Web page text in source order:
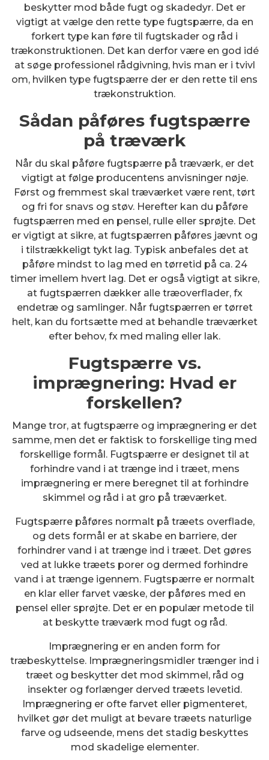
beskytter mod både fugt og skadedyr. Det er
vigtigt at vælge den rette type fugtspærre, da en
forkert type kan føre til fugtskader og råd i
trækonstruktionen. Det kan derfor være en god idé
at søge professionel rådgivning, hvis man er i tvivl
om, hvilken type fugtspærre der er den rette til ens
trækonstruktion.
Sådan påføres fugtspærre
på træværk
Når du skal påføre fugtspærre på træværk, er det
vigtigt at følge producentens anvisninger nøje.
Først og fremmest skal træværket være rent, tørt
og fri for snavs og støv. Herefter kan du påføre
fugtspærren med en pensel, rulle eller sprøjte. Det
er vigtigt at sikre, at fugtspærren påføres jævnt og
i tilstrækkeligt tykt lag. Typisk anbefales det at
påføre mindst to lag med en tørretid på ca. 24
timer imellem hvert lag. Det er også vigtigt at sikre,
at fugtspærren dækker alle træoverflader, fx
endetræ og samlinger. Når fugtspærren er tørret
helt, kan du fortsætte med at behandle træværket
efter behov, fx med maling eller lak.
Fugtspærre vs.
imprægnering: Hvad er
forskellen?
Mange tror, at fugtspærre og imprægnering er det
samme, men det er faktisk to forskellige ting med
forskellige formål. Fugtspærre er designet til at
forhindre vand i at trænge ind i træet, mens
imprægnering er mere beregnet til at forhindre
skimmel og råd i at gro på træværket.
Fugtspærre påføres normalt på træets overflade,
og dets formål er at skabe en barriere, der
forhindrer vand i at trænge ind i træet. Det gøres
ved at lukke træets porer og dermed forhindre
vand i at trænge igennem. Fugtspærre er normalt
en klar eller farvet væske, der påføres med en
pensel eller sprøjte. Det er en populær metode til
at beskytte træværk mod fugt og råd.
Imprægnering er en anden form for
træbeskyttelse. Imprægneringsmidler trænger ind i
træet og beskytter det mod skimmel, råd og
insekter og forlænger derved træets levetid.
Imprægnering er ofte farvet eller pigmenteret,
hvilket gør det muligt at bevare træets naturlige
farve og udseende, mens det stadig beskyttes
mod skadelige elementer.